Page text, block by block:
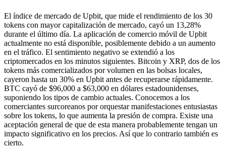
El índice de mercado de Upbit, que mide el rendimiento de los 30
tokens con mayor capitalización de mercado, cayó un 13,28%
durante el último día. La aplicación de comercio móvil de Upbit
actualmente no está disponible, posiblemente debido a un aumento
en el tráfico. El sentimiento negativo se extendió a los
criptomercados en los minutos siguientes. Bitcoin y XRP, dos de los
tokens más comercializados por volumen en las bolsas locales,
cayeron hasta un 30% en Upbit antes de recuperarse rápidamente.
BTC cayó de $96,000 a $63,000 en dólares estadounidenses,
suponiendo los tipos de cambio actuales. Conocemos a los
comerciantes surcoreanos por orquestar manifestaciones entusiastas
sobre los tokens, lo que aumenta la presión de compra. Existe una
aceptación general de que de esta manera probablemente tengan un
impacto significativo en los precios. Así que lo contrario también es
cierto.